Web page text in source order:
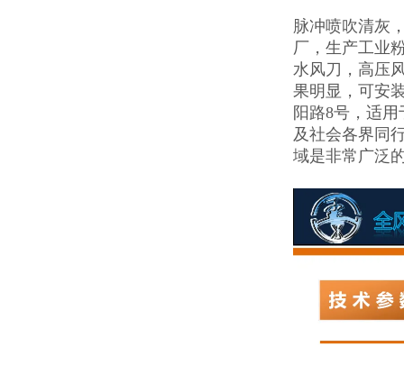
脉冲喷吹清灰
厂，生产工业
水风刀，高压
果明显，可安
阳路8号，适
及社会各界同
域是非常广泛